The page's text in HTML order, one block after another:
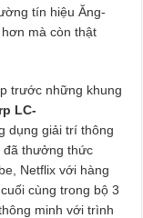
tín hiệu Ăng-
mà còn thật
trước những khung
LC-
dụng giải trí thông
đã thưởng thức
Netflix với hàng
cùng trong bộ 3
minh với trình